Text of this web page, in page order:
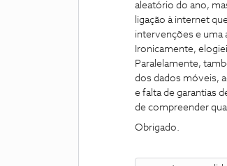
aleatório do ano,
ligação à internet
intervenções e uma
Ironicamente,
Paralelamente,
dos dados móveis,
e falta de garantias
de compreender
Obrigado.